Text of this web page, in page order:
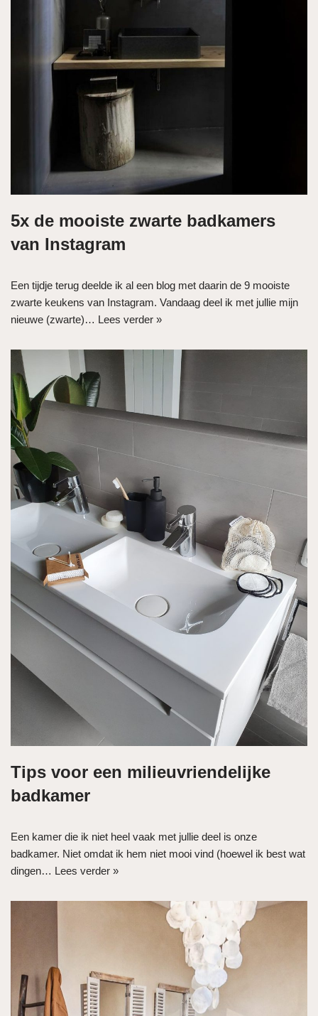
5x de mooiste zwarte badkamers
van Instagram
Een tijdje terug deelde ik al een blog met daarin de 9 mooiste
zwarte keukens van Instagram. Vandaag deel ik met jullie mijn
nieuwe (zwarte)… Lees verder »
Tips voor een milieuvriendelijke
badkamer
Een kamer die ik niet heel vaak met jullie deel is onze
badkamer. Niet omdat ik hem niet mooi vind (hoewel ik best wat
dingen… Lees verder »